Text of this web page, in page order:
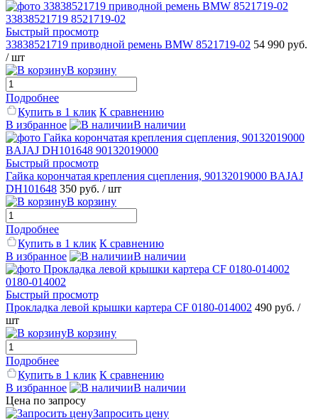
Быстрый просмотр
33838521719 приводной ремень BMW 8521719-02 54 990 руб.
/ шт
В корзину
Подробнее
Купить в 1 клик К сравнению
В избранное
В наличии
Быстрый просмотр
Гайка корончатая крепления сцепления, 90132019000 BAJAJ
DH101648 350 руб. / шт
В корзину
Подробнее
Купить в 1 клик К сравнению
В избранное
В наличии
Быстрый просмотр
Прокладка левой крышки картера CF 0180-014002 490 руб. /
шт
В корзину
Подробнее
Купить в 1 клик К сравнению
В избранное
В наличии
Цена по запросу
Запросить цену